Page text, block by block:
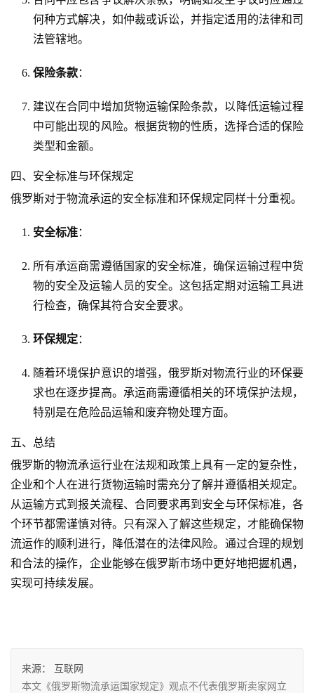
何种方式解决，如仲裁或诉讼，并指定适用的法律和司
法管辖地。
保险条款：
建议在合同中增加货物运输保险条款，以降低运输过程
中可能出现的风险。根据货物的性质，选择合适的保险
类型和金额。
四、安全标准与环保规定
俄罗斯对于物流承运的安全标准和环保规定同样十分重视。
安全标准：
所有承运商需遵循国家的安全标准，确保运输过程中货
物的安全及运输人员的安全。这包括定期对运输工具进
行检查，确保其符合安全要求。
环保规定：
随着环境保护意识的增强，俄罗斯对物流行业的环保要
求也在逐步提高。承运商需遵循相关的环境保护法规，
特别是在危险品运输和废弃物处理方面。
五、总结
俄罗斯的物流承运行业在法规和政策上具有一定的复杂性，
企业和个人在进行货物运输时需充分了解并遵循相关规定。
从运输方式到报关流程、合同要求再到安全与环保标准，各
个环节都需谨慎对待。只有深入了解这些规定，才能确保物
流运作的顺利进行，降低潜在的法律风险。通过合理的规划
和合法的操作，企业能够在俄罗斯市场中更好地把握机遇，
实现可持续发展。
来源：
互联网
本文《俄罗斯物流承运国家规定》观点不代表俄罗斯卖家网立